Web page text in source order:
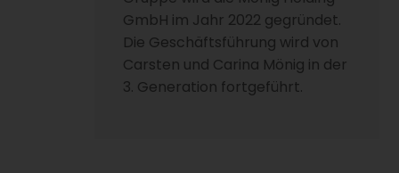
GmbH im Jahr 2022 gegründet.
Die Geschäftsführung wird von
Carsten und Carina Mönig in der
3. Generation fortgeführt.